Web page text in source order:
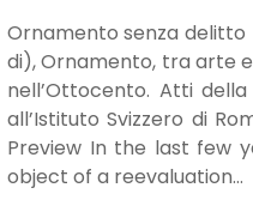
Ornamento senza
di), Ornamento, tra arte
nell’Ottocento. Atti
all’Istituto Svizzero di
Preview In the last few
object of a reevaluation…